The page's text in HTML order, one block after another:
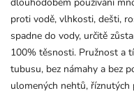
proti vodě, vlhkosti, dešti,
spadne do vody, určitě
100% těsnosti. Pružnost a
tubusu, bez námahy a bez
ulomených nehtů, říznutých